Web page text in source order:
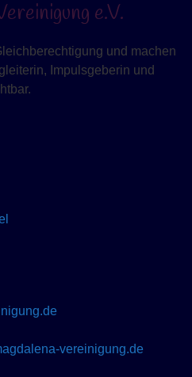
e.V.
und machen
Impulsgeberin und
vereinigung.de